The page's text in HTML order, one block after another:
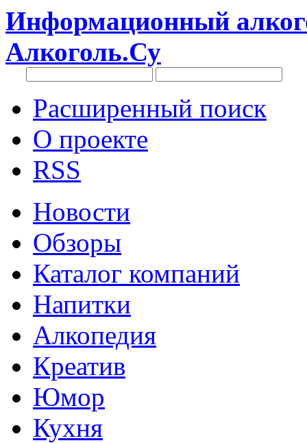
Информационный
Алкоголь.Су
Расширенный поиск
О проекте
RSS
Новости
Обзоры
Каталог компаний
Напитки
Алкопедия
Креатив
Юмор
Кухня